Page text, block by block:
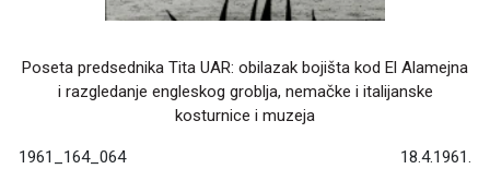
Poseta predsednika Tita UAR: obilazak bojišta kod El Alamejna
i razgledanje engleskog groblja, nemačke i italijanske
kosturnice i muzeja
1961_164_064 18.4.1961.